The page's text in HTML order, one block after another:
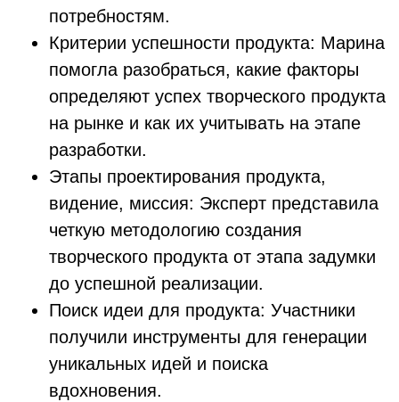
потребностям.
Критерии успешности продукта: Марина
помогла разобраться, какие факторы
определяют успех творческого продукта
на рынке и как их учитывать на этапе
разработки.
Этапы проектирования продукта,
видение, миссия: Эксперт представила
четкую методологию создания
творческого продукта от этапа задумки
до успешной реализации.
Поиск идеи для продукта: Участники
получили инструменты для генерации
уникальных идей и поиска
вдохновения.